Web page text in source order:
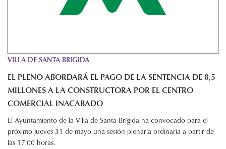
VILLA DE SANTA BRIGIDA
EL PLENO ABORDARÁ EL PAGO DE LA SENTENCIA DE 8,5
MILLONES A LA CONSTRUCTORA POR EL CENTRO
COMERCIAL INACABADO
El Ayuntamiento de la Villa de Santa Brígida ha convocado para el
próximo jueves 31 de mayo una sesión plenaria ordinaria a partir de
las 17:00 horas.